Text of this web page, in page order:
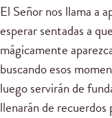
El Señor nos llama a
esperar sentadas a
mágicamente
buscando esos
luego servirán de
llenarán de recuerdos